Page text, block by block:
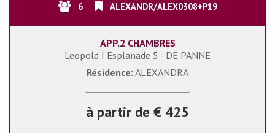
6 ALEXANDR/ALEX0308+P19
APP.2 CHAMBRES
Leopold I Esplanade 5 - DE PANNE
Résidence: ALEXANDRA
à partir de € 425